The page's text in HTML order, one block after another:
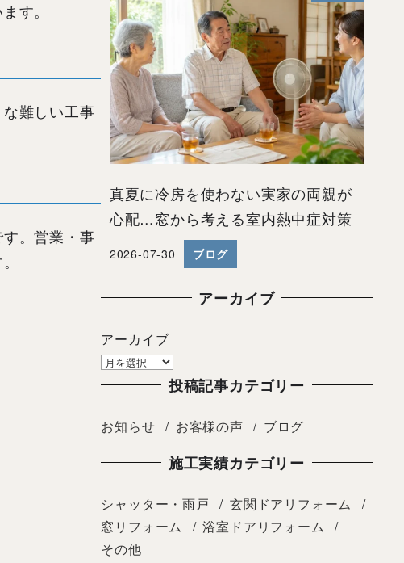
す。
難しい工事
。営業・事
真夏に冷房を使わない実家の両親が
心配…窓から考える室内熱中症対策
投稿日
2026-07-30 ブログ
アーカイブ
アーカイブ
投稿記事カテゴリー
お知らせ お客様の声 ブログ
施工実績カテゴリー
シャッター・雨戸
玄関ドアリフォーム
窓リフォーム
浴室ドアリフォーム
その他